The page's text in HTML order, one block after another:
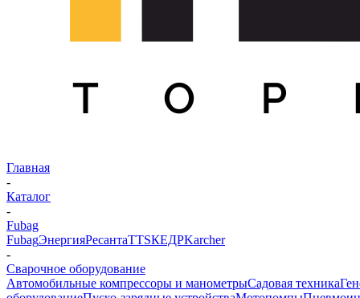
Главная
-
Каталог
-
Fubag
FubagЭнергияРесантаTTSКЕДРKarcher
-
Сварочное оборудование
Автомобильные компрессоры и манометрыСадовая техника